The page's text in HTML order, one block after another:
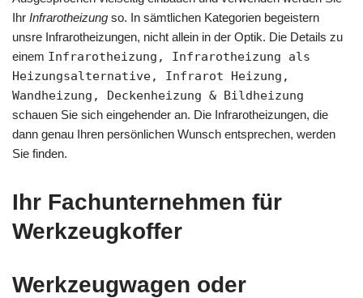
Ihr Infrarotheizung so. In sämtlichen Kategorien begeistern
unsre Infrarotheizungen, nicht allein in der Optik. Die Details zu
einem Infrarotheizung, Infrarotheizung als
Heizungsalternative, Infrarot Heizung,
Wandheizung, Deckenheizung & Bildheizung
schauen Sie sich eingehender an. Die Infrarotheizungen, die
dann genau Ihren persönlichen Wunsch entsprechen, werden
Sie finden.
Ihr Fachunternehmen für
Werkzeugkoffer
Werkzeugwagen oder